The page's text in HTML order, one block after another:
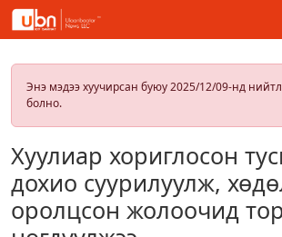
Энэ мэдээ хуучирсан буюу 2025/12/09-нд
болно.
Хуулиар хориглосон
дохио суурилуулж,
оролцсон жолоочид